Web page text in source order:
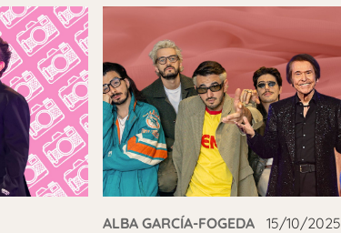
ALBA GARCÍA-FOGEDA 15/10/2025